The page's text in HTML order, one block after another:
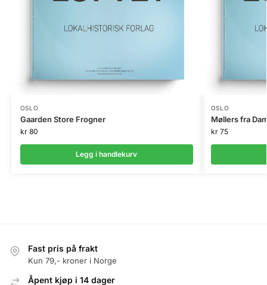
OSLO
Gaarden Store Frogner
kr80
Legg i handlekurv
OSLO
Møllers fra
kr75
Fast pris på frakt
Kun 79,- kroner i Norge
Åpent kjøp i 14 dager